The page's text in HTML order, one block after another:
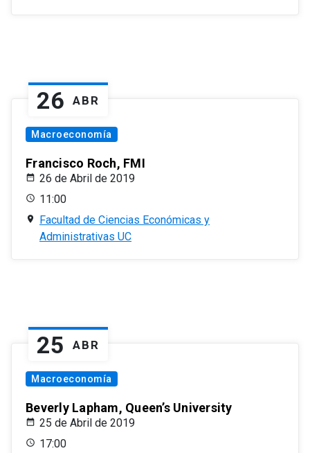
26 ABR
Macroeconomía
Francisco Roch, FMI
26 de Abril de 2019
11:00
Facultad de Ciencias Económicas y
Administrativas UC
25 ABR
Macroeconomía
Beverly Lapham, Queen’s University
25 de Abril de 2019
17:00